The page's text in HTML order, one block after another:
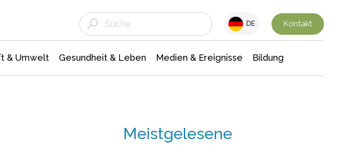
DE Kontakt
& Umwelt Gesundheit & Leben Medien & Ereignisse Bildung
Meistgelesene